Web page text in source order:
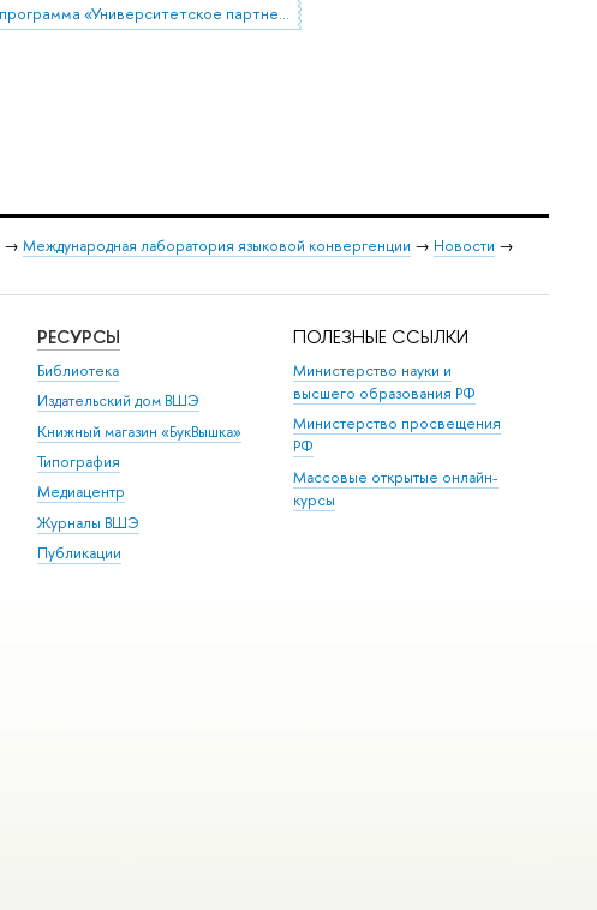
программа «Университетское партнерство»
→ Международная лаборатория языковой конвергенции → Новости →
РЕСУРСЫ
Библиотека
Издательский дом ВШЭ
Книжный магазин «БукВышка»
Типография
Медиацентр
Журналы ВШЭ
Публикации
ПОЛЕЗНЫЕ ССЫЛКИ
Министерство науки и
высшего образования РФ
Министерство просвещения
РФ
Массовые открытые онлайн-
курсы